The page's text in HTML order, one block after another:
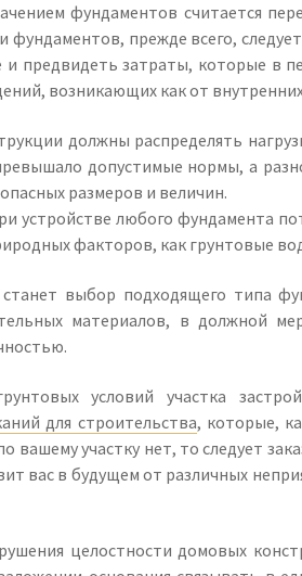
фундаментов считается
фундаментов, прежде всего,
и предвидеть затраты, которые в
возникающих как от
должны распределять
допустимые нормы, а
размеров и величин.
устройстве любого фундамента
факторов, как грунтовые
выбор подходящего типа
материалов, в должной
условий участка
для строительства, которые,
вашему участку нет, то следует
вас в будущем от различных
целостности домовых